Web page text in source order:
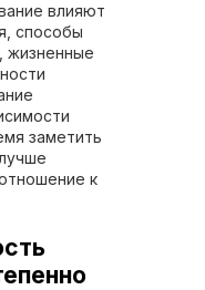
влияют
способы
жизненные
заметить
к